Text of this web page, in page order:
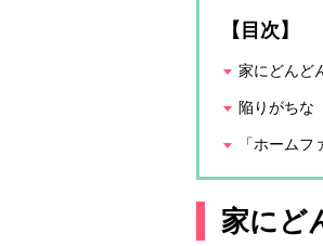
【目次】
家にどんど
陥りがちな
「ホーム
家にど